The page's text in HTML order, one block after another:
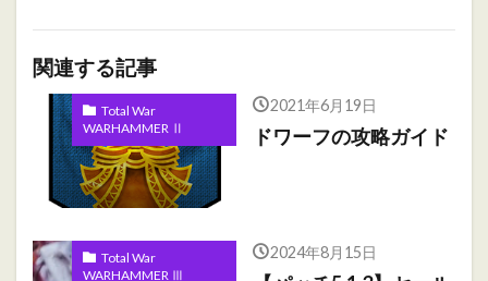
関連する記事
Total War
WARHAMMER Ⅱ
2021年6月19日
ドワーフの攻略ガイド
Total War
WARHAMMER Ⅲ
2024年8月15日